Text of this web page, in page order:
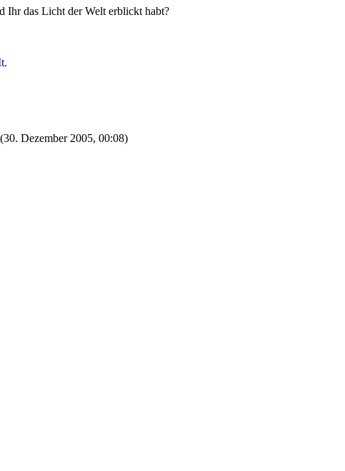
Ihr das Licht der Welt erblickt habt?
.
(30. Dezember 2005, 00:08)